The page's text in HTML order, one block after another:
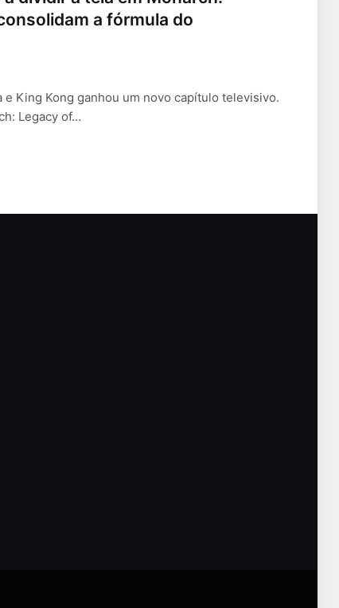
a fórmula do
King Kong ganhou um novo capítulo televisivo.
Legacy of…